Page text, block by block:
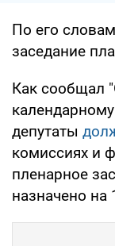
По его
заседание
Как сообщал
депутаты
комиссиях и
пленарное
назначено на